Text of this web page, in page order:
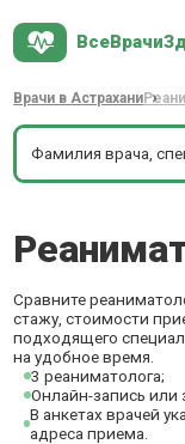
Врачи в Астрахани
Сравните
стажу, стоимости
подходящего
на удобное время.
3 реаниматолога;
Онлайн-запись или
В анкетах врачей
адреса приема.